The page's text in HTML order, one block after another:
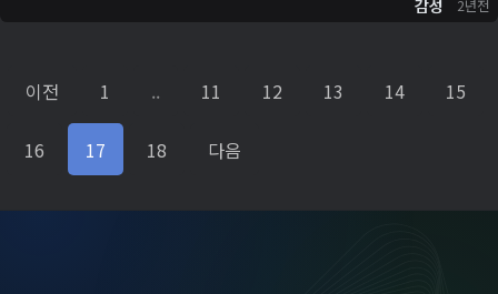
감성
2년전
이전 1 .. 11 12 13 14 15
16 17 18 다음